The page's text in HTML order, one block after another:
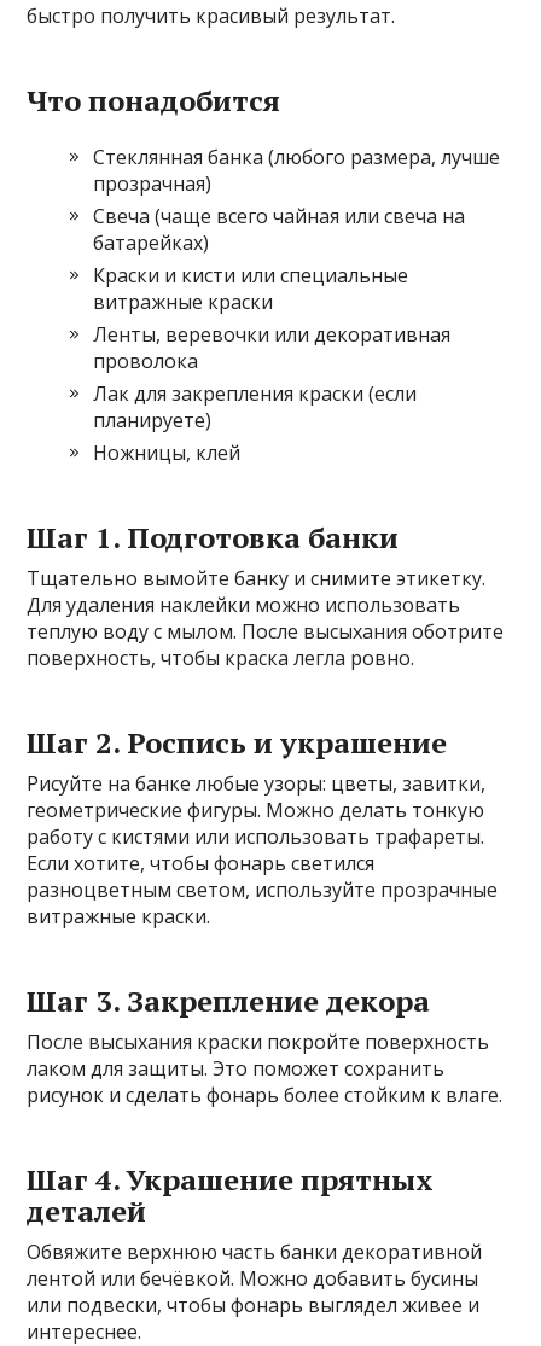
быстро получить красивый результат.
Что понадобится
Стеклянная банка (любого размера, лучше
прозрачная)
Свеча (чаще всего чайная или свеча на
батарейках)
Краски и кисти или специальные
витражные краски
Ленты, веревочки или декоративная
проволока
Лак для закрепления краски (если
планируете)
Ножницы, клей
Шаг 1. Подготовка банки
Тщательно вымойте банку и снимите этикетку.
Для удаления наклейки можно использовать
теплую воду с мылом. После высыхания оботрите
поверхность, чтобы краска легла ровно.
Шаг 2. Роспись и украшение
Рисуйте на банке любые узоры: цветы, завитки,
геометрические фигуры. Можно делать тонкую
работу с кистями или использовать трафареты.
Если хотите, чтобы фонарь светился
разноцветным светом, используйте прозрачные
витражные краски.
Шаг 3. Закрепление декора
После высыхания краски покройте поверхность
лаком для защиты. Это поможет сохранить
рисунок и сделать фонарь более стойким к влаге.
Шаг 4. Украшение прятных
деталей
Обвяжите верхнюю часть банки декоративной
лентой или бечёвкой. Можно добавить бусины
или подвески, чтобы фонарь выглядел живее и
интереснее.